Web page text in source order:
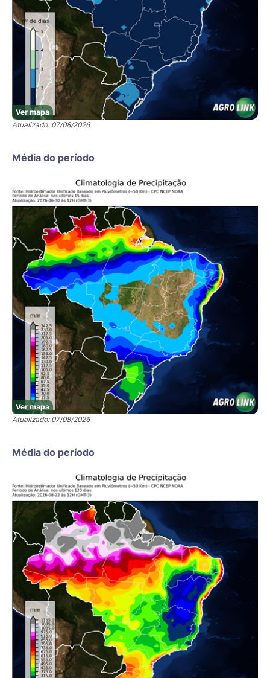
Ver mapa
Atualizado: 07/08/2026
Média do período
Ver mapa
Atualizado: 07/08/2026
Média do período